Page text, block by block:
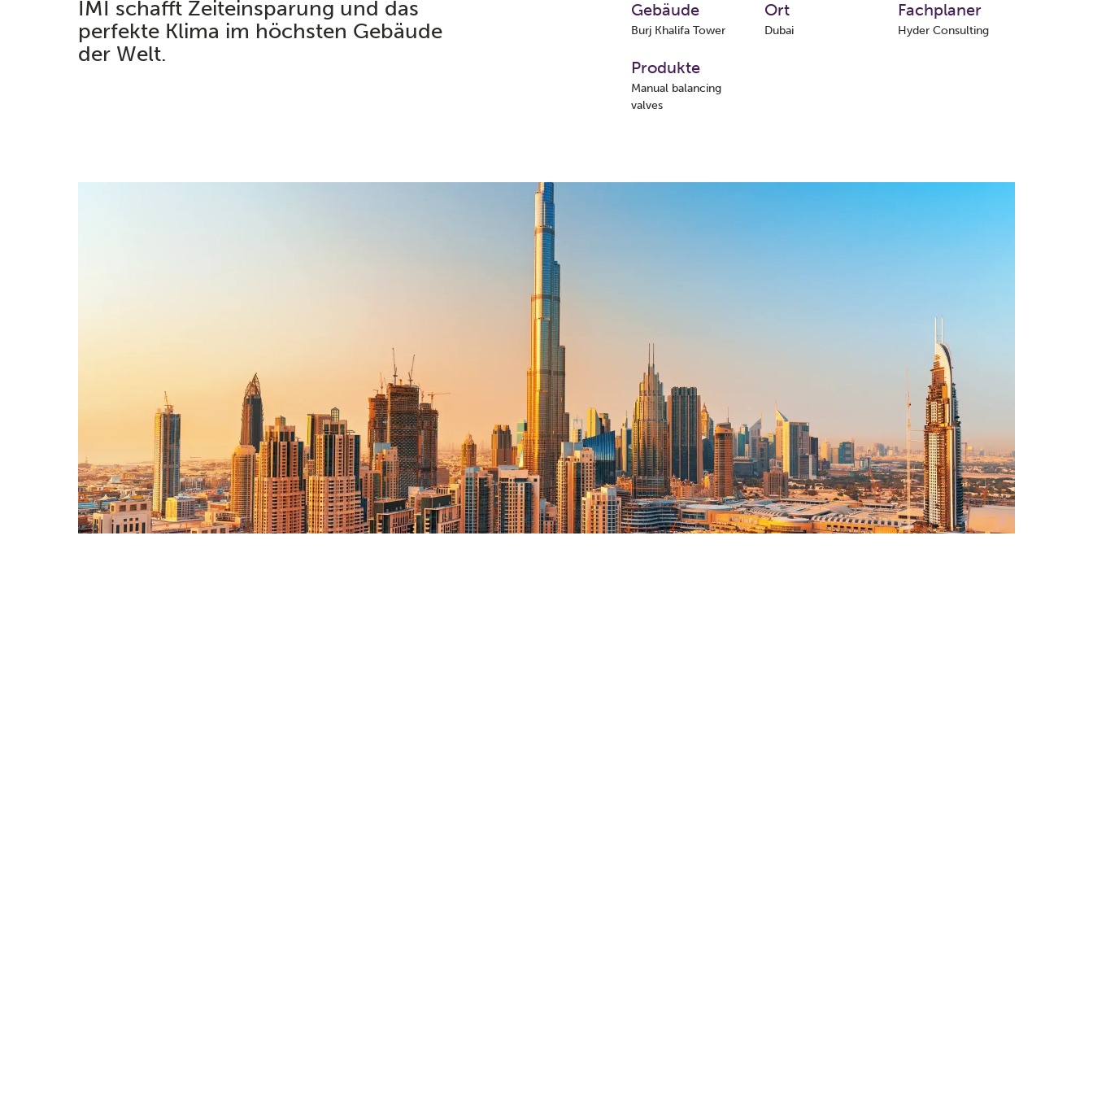
IMI schafft Zeiteinsparung und das
perfekte Klima im höchsten Gebäude
der Welt.​​
Gebäude
Burj Khalifa Tower
Ort
Dubai
Fachplaner
Hyder Consulting
Produkte
Manual balancing
valves